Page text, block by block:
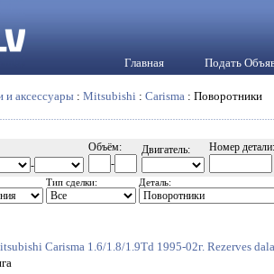
Главная Подать
и аксессуары : Mitsubishi : Carisma : Поворотники
-
Объём:
-
Двигатель: Номер детали:
Тип сделки: Деталь:
Carisma 1.6/1.8/1.9Td 1995-02г. Rezerves